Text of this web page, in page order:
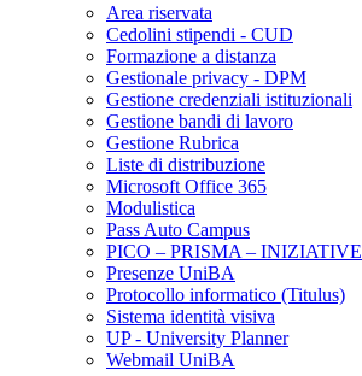
Area riservata
Cedolini stipendi - CUD
Formazione a distanza
Gestionale privacy - DPM
Gestione credenziali istituzionali
Gestione bandi di lavoro
Gestione Rubrica
Liste di distribuzione
Microsoft Office 365
Modulistica
Pass Auto Campus
PICO – PRISMA – INIZIATIVE
Presenze UniBA
Protocollo informatico (Titulus)
Sistema identità visiva
UP - University Planner
Webmail UniBA